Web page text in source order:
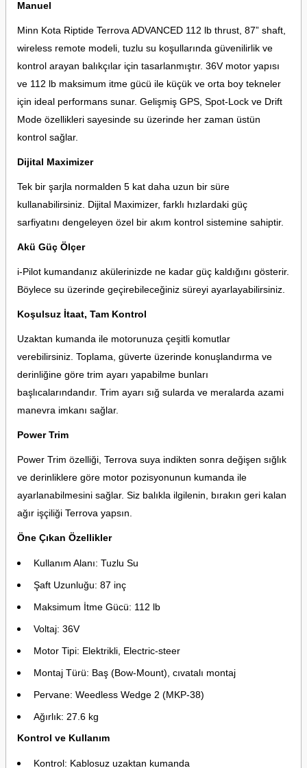
Manuel
Minn Kota Riptide Terrova ADVANCED 112 lb thrust, 87” shaft,
wireless remote modeli, tuzlu su koşullarında güvenilirlik ve
kontrol arayan balıkçılar için tasarlanmıştır. 36V motor yapısı
ve 112 lb maksimum itme gücü ile küçük ve orta boy tekneler
için ideal performans sunar. Gelişmiş GPS, Spot-Lock ve Drift
Mode özellikleri sayesinde su üzerinde her zaman üstün
kontrol sağlar.
Dijital Maximizer
Tek bir şarjla normalden 5 kat daha uzun bir süre
kullanabilirsiniz. Dijital Maximizer, farklı hızlardaki güç
sarfiyatını dengeleyen özel bir akım kontrol sistemine sahiptir.
Akü Güç Ölçer
i-Pilot kumandanız akülerinizde ne kadar güç kaldığını gösterir.
Böylece su üzerinde geçirebileceğiniz süreyi ayarlayabilirsiniz.
Koşulsuz İtaat, Tam Kontrol
Uzaktan kumanda ile motorunuza çeşitli komutlar
verebilirsiniz. Toplama, güverte üzerinde konuşlandırma ve
derinliğine göre trim ayarı yapabilme bunları
başlıcalarındandır. Trim ayarı sığ sularda ve meralarda azami
manevra imkanı sağlar.
Power Trim
Power Trim özelliği, Terrova suya indikten sonra değişen sığlık
ve derinliklere göre motor pozisyonunun kumanda ile
ayarlanabilmesini sağlar. Siz balıkla ilgilenin, bırakın geri kalan
ağır işçiliği Terrova yapsın.
Öne Çıkan Özellikler
Kullanım Alanı: Tuzlu Su
Şaft Uzunluğu: 87 inç
Maksimum İtme Gücü: 112 lb
Voltaj: 36V
Motor Tipi: Elektrikli, Electric-steer
Montaj Türü: Baş (Bow-Mount), cıvatalı montaj
Pervane: Weedless Wedge 2 (MKP-38)
Ağırlık: 27.6 kg
Kontrol ve Kullanım
Kontrol: Kablosuz uzaktan kumanda